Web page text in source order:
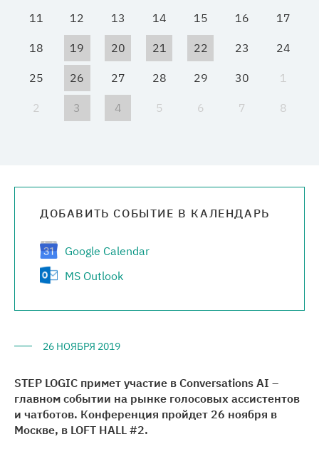
11 12 13 14 15 16 17
18 19 20 21 22 23 24
25 26 27 28 29 30 1
2 3 4 5 6 7 8
ДОБАВИТЬ СОБЫТИЕ В КАЛЕНДАРЬ
Google Calendar
MS Outlook
26 НОЯБРЯ 2019
STEP LOGIC примет участие в Conversations AI –
главном событии на рынке голосовых ассистентов
и чатботов. Конференция пройдет 26 ноября в
Москве, в LOFT HALL #2.
Проекты
Медиацентр
Карьера